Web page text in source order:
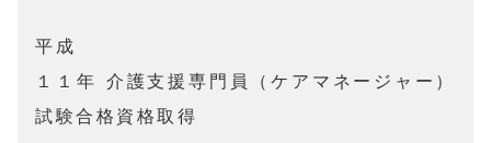
平成
１１年	介護支援専門員（ケアマネージャー）
試験合格資格取得